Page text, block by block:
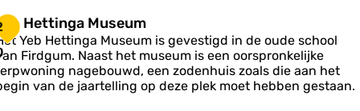
Hettinga Museum
Yeb Hettinga Museum is gevestigd in de oude school
Firdgum. Naast het museum is een oorspronkelijke
nagebouwd, een zodenhuis zoals die aan het
van de jaartelling op deze plek moet hebben gestaan.